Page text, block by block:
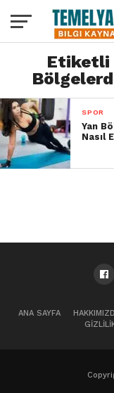
Etiketli
SPOR
Yan
Nasıl
ANA SAYFA